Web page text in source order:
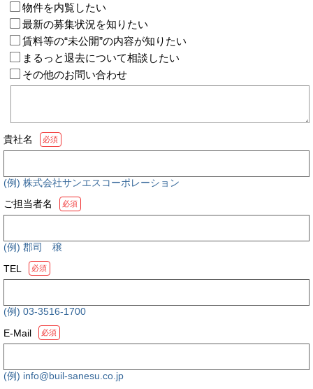
物件を内覧したい
最新の募集状況を知りたい
賃料等の“未公開”の内容が知りたい
まるっと退去について相談したい
その他のお問い合わせ
貴社名 必須
(例) 株式会社サンエスコーポレーション
ご担当者名
必須
(例) 郡司 穣
TEL
必須
(例) 03-3516-1700
E-Mail
必須
(例) info@buil-sanesu.co.jp